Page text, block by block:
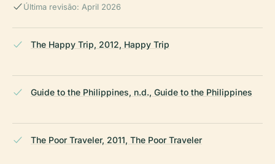
Última revisão: April 2026
The Happy Trip, 2012, Happy Trip
Guide to the Philippines, n.d., Guide to the Philippines
The Poor Traveler, 2011, The Poor Traveler